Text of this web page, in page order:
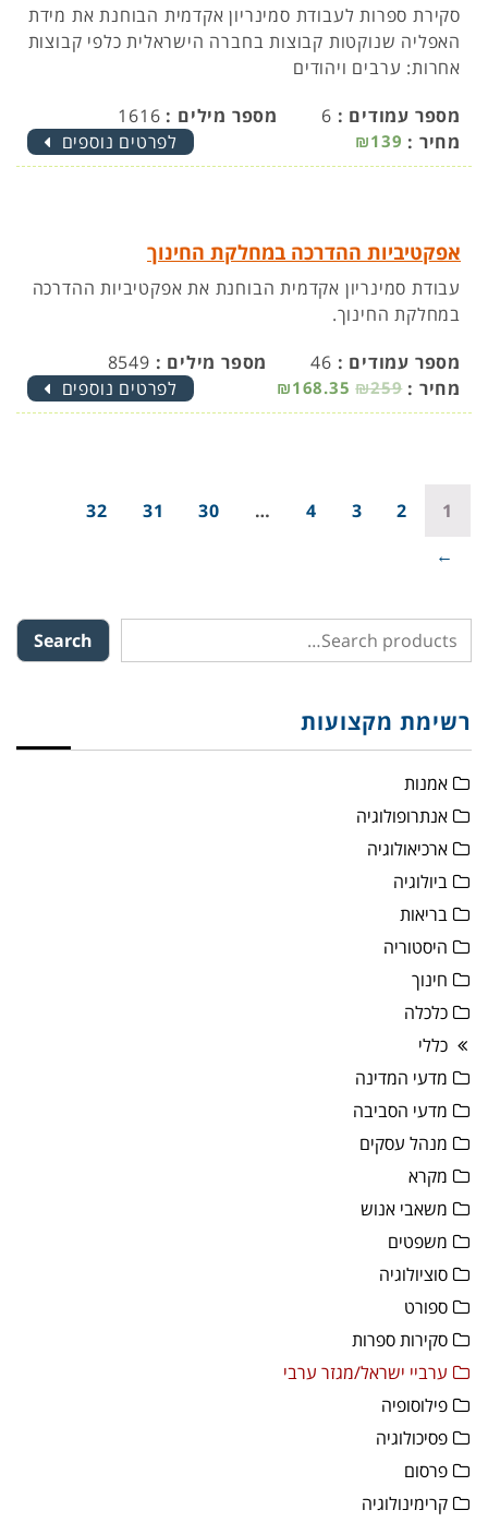
סקירת ספרות לעבודת סמינריון אקדמית הבוחנת את מידת
האפליה שנוקטות קבוצות בחברה הישראלית כלפי קבוצות
אחרות: ערבים ויהודים
מספר עמודים : 6 מספר מילים : 1616
מחיר : ₪139 לפרטים נוספים
אפקטיביות ההדרכה במחלקת החינוך
עבודת סמינריון אקדמית הבוחנת את אפקטיביות ההדרכה
במחלקת החינוך.
מספר עמודים : 46 מספר מילים : 8549
מחיר : ₪259
₪168.35 לפרטים נוספים
1
2
3
4
…
30
31
32
→
Search
רשימת מקצועות
אמנות
אנתרופולוגיה
ארכיאולוגיה
ביולוגיה
בריאות
היסטוריה
חינוך
כלכלה
כללי
מדעי המדינה
מדעי הסביבה
מנהל עסקים
מקרא
משאבי אנוש
משפטים
סוציולוגיה
ספורט
סקירות ספרות
ערביי ישראל/מגזר ערבי
פילוסופיה
פסיכולוגיה
פרסום
קרימינולוגיה